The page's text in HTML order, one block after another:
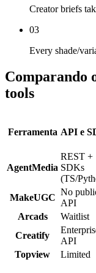
Creator briefs
03
Every shade/
Comparando
tools
Ferramenta API e
AgentMedia
REST +
SDKs
(TS/
MakeUGC
No
API
Arcads
Waitlist
Creatify
API
Topview
Limited